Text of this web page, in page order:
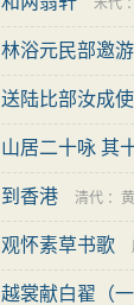
宋代 ：
林浴元民部邀
奇
送陆比部汝成
山居二十咏 其
到香港 清代 ：
观怀素草书歌
越裳献白翟（